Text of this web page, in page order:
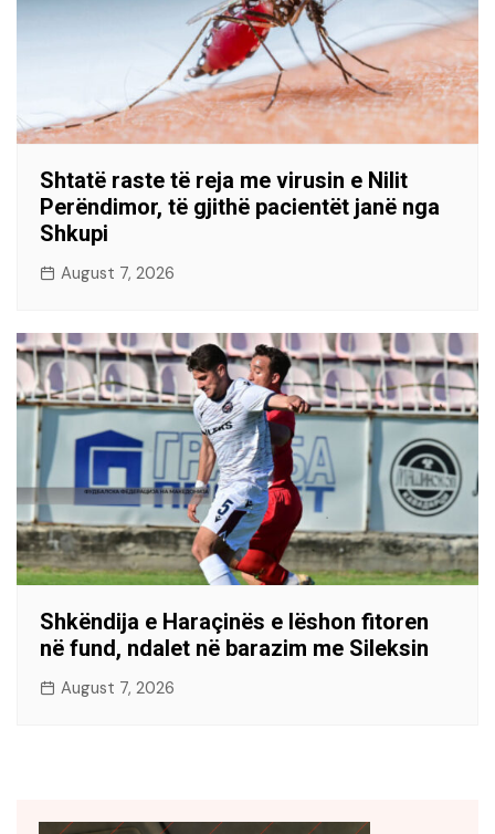
Shtatë raste të reja me virusin e Nilit
Perëndimor, të gjithë pacientët janë nga
Shkupi
August 7, 2026
Shkëndija e Haraçinës e lëshon fitoren
në fund, ndalet në barazim me Sileksin
August 7, 2026